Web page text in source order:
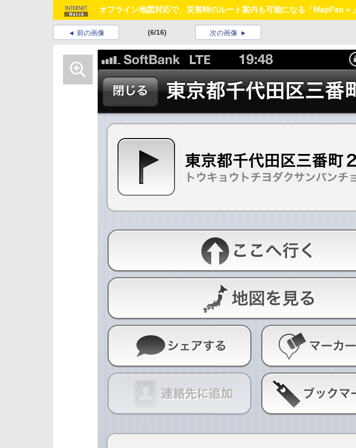
オフライン地図対応で、災害時のルート案内も可能になる「MapFan＋」
前の画像 (6/16) 次の画像